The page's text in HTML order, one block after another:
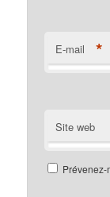
E-mail *
Site web